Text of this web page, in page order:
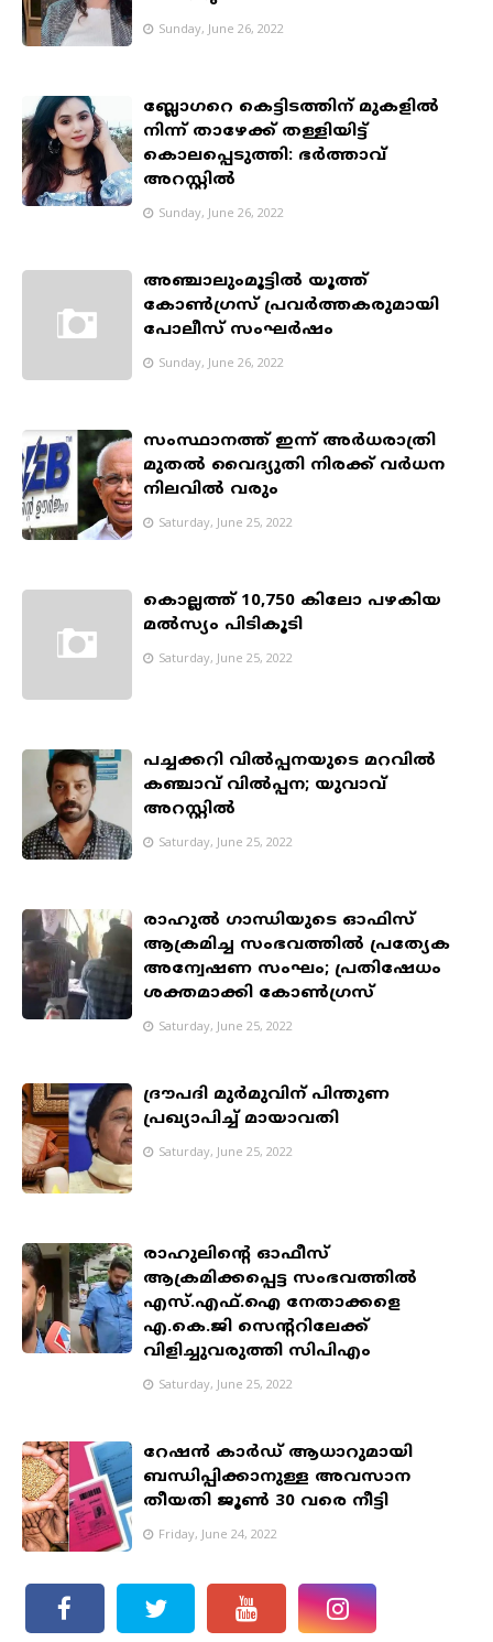
Sunday, June 26, 2022
ബ്ലോഗറെ കെട്ടിടത്തിന് മുകളിൽ
നിന്ന് താഴേക്ക് തള്ളിയിട്ട്
കൊലപ്പെടുത്തി: ഭർത്താവ്
അറസ്റ്റിൽ
Sunday, June 26, 2022
അഞ്ചാലുംമൂട്ടിൽ യൂത്ത്
കോൺഗ്രസ് പ്രവർത്തകരുമായി
പോലീസ് സംഘർഷം
Sunday, June 26, 2022
സംസ്ഥാനത്ത് ഇന്ന് അര്‍ധരാത്രി
മുതൽ വൈദ്യുതി നിരക്ക് വര്‍ധന
നിലവിൽ വരും
Saturday, June 25, 2022
കൊല്ലത്ത് 10,750 കിലോ പഴകിയ
മല്‍സ്യം പിടികൂടി
Saturday, June 25, 2022
പച്ചക്കറി വിൽപ്പനയുടെ മറവിൽ
കഞ്ചാവ് വിൽപ്പന; യുവാവ്
അറസ്റ്റിൽ
Saturday, June 25, 2022
രാഹുൽ ഗാന്ധിയുടെ ഓഫിസ്
ആക്രമിച്ച സംഭവത്തിൽ പ്രത്യേക
അന്വേഷണ സംഘം; പ്രതിഷേധം
ശക്തമാക്കി കോൺഗ്രസ്
Saturday, June 25, 2022
ദ്രൗപദി മുര്‍മുവിന് പിന്തുണ
പ്രഖ്യാപിച്ച് മായാവതി
Saturday, June 25, 2022
രാഹുലിന്റെ ഓഫീസ്
ആക്രമിക്കപ്പെട്ട സംഭവത്തിൽ
എസ്.എഫ്.ഐ നേതാക്കളെ
എ.കെ.ജി സെന്ററിലേക്ക്
വിളിച്ചുവരുത്തി സിപിഎം
Saturday, June 25, 2022
റേഷന്‍ കാര്‍ഡ് ആധാറുമായി
ബന്ധിപ്പിക്കാനുള്ള അവസാന
തീയതി ജൂണ്‍ 30 വരെ നീട്ടി
Friday, June 24, 2022